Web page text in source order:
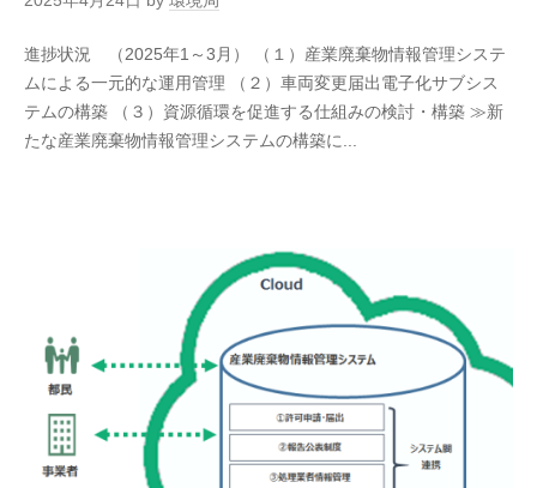
進捗状況 （2025年1～3月） （１）産業廃棄物情報管理システ
ムによる一元的な運用管理 （２）車両変更届出電子化サブシス
テムの構築 （３）資源循環を促進する仕組みの検討・構築 ≫新
たな産業廃棄物情報管理システムの構築に...